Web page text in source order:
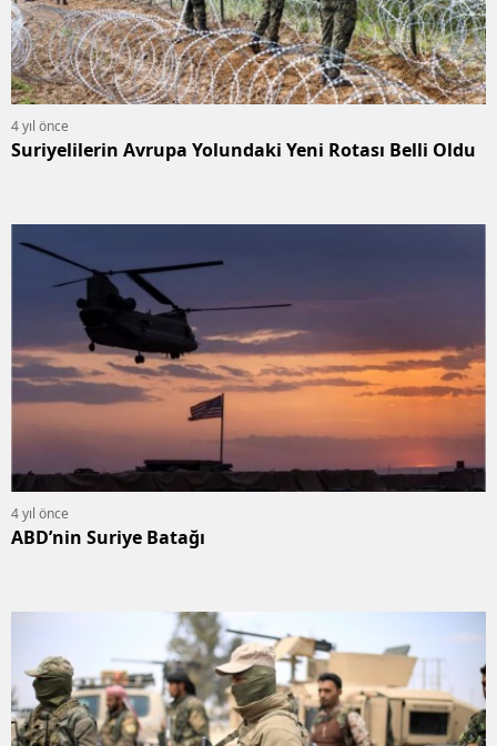
4 yıl önce
Suriyelilerin Avrupa Yolundaki Yeni Rotası Belli Oldu
4 yıl önce
ABD’nin Suriye Batağı